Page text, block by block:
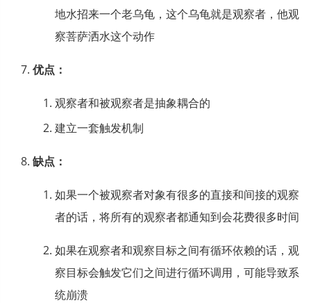
地水招来一个老乌龟，这个乌龟就是观察者，他观
察菩萨洒水这个动作
优点：
观察者和被观察者是抽象耦合的
建立一套触发机制
缺点：
如果一个被观察者对象有很多的直接和间接的观察
者的话，将所有的观察者都通知到会花费很多时间
如果在观察者和观察目标之间有循环依赖的话，观
察目标会触发它们之间进行循环调用，可能导致系
统崩溃